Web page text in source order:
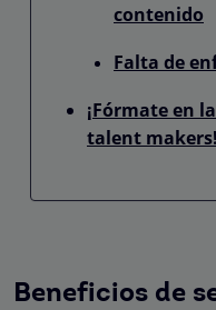
contenido
Falta de
¡Fórmate en
talent makers!
Beneficios de